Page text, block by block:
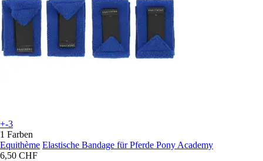
+-3
1 Farben
Equithème Elastische Bandage für Pferde Pony Academy
6,50 CHF